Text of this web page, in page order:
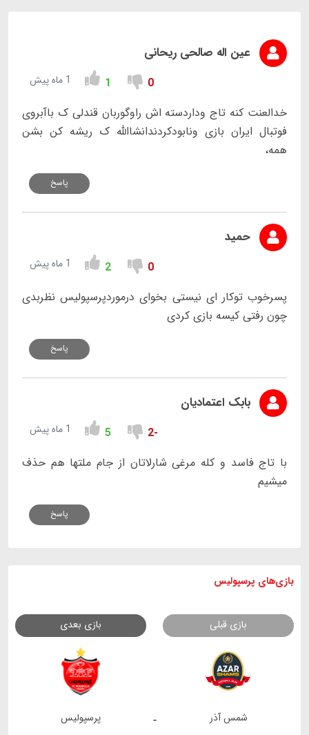
عین اله صالحی ریحانی
0
1 1 ماه پیش
خدالعنت کنه تاج وداردسته اش راوگوربان قندلی ک باآبروی
فوتبال ایران بازی ونابودکردندانشاالله ک ریشه کن بشن
همه،
پاسخ
حمید
0
2 1 ماه پیش
پسرخوب توکار ای نیستی بخوای درموردپرسپولیس نظربدی
چون رفتی کیسه بازی کردی
پاسخ
بابک اعتمادیان
-2
5 1 ماه پیش
با تاج فاسد و کله مرغی شارلاتان از جام ملتها هم حذف
میشیم
پاسخ
بازی های پرسپولیس
بازی قبلی بازی بعدی
- شمس آذر پرسپولیس